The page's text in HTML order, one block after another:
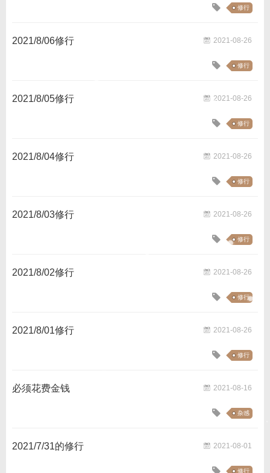
修行
2021-08-26
2021/8/06修行
修行
2021-08-26
2021/8/05修行
修行
2021-08-26
2021/8/04修行
修行
2021-08-26
2021/8/03修行
修行
2021-08-26
2021/8/02修行
修行
2021-08-26
2021/8/01修行
修行
2021-08-16
必须花费金钱
杂感
2021-08-01
2021/7/31的修行
修行